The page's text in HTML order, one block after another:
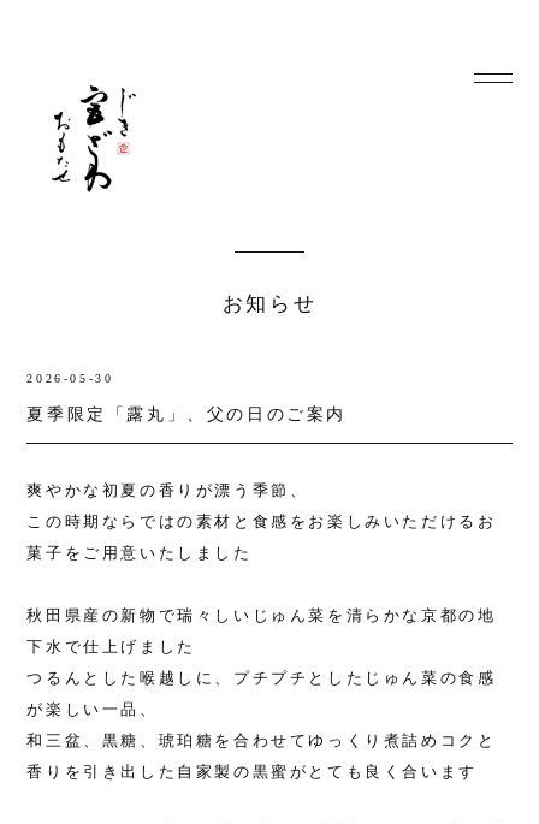
お知らせ
2026-05-30
夏季限定「露丸」、父の日のご案内
爽やかな初夏の香りが漂う季節、
この時期ならではの素材と食感をお楽しみいただけるお
菓子をご用意いたしました
秋田県産の新物で瑞々しいじゅん菜を清らかな京都の地
下水で仕上げました
つるんとした喉越しに、プチプチとしたじゅん菜の食感
が楽しい一品、
和三盆、黒糖、琥珀糖を合わせてゆっくり煮詰めコクと
香りを引き出した自家製の黒蜜がとても良く合います